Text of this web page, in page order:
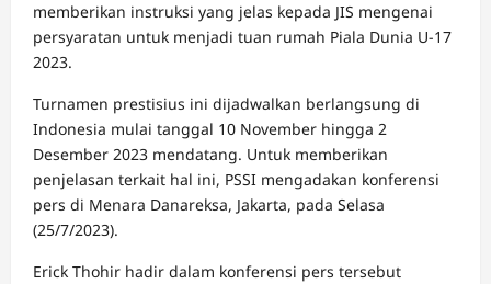
memberikan instruksi yang jelas kepada JIS mengenai
persyaratan untuk menjadi tuan rumah Piala Dunia U-17
2023.
Turnamen prestisius ini dijadwalkan berlangsung di
Indonesia mulai tanggal 10 November hingga 2
Desember 2023 mendatang. Untuk memberikan
penjelasan terkait hal ini, PSSI mengadakan konferensi
pers di Menara Danareksa, Jakarta, pada Selasa
(25/7/2023).
Erick Thohir hadir dalam konferensi pers tersebut